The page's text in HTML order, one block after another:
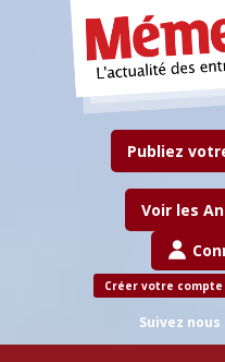
Publiez
Voir les
Créer votre compte
Suivez nous